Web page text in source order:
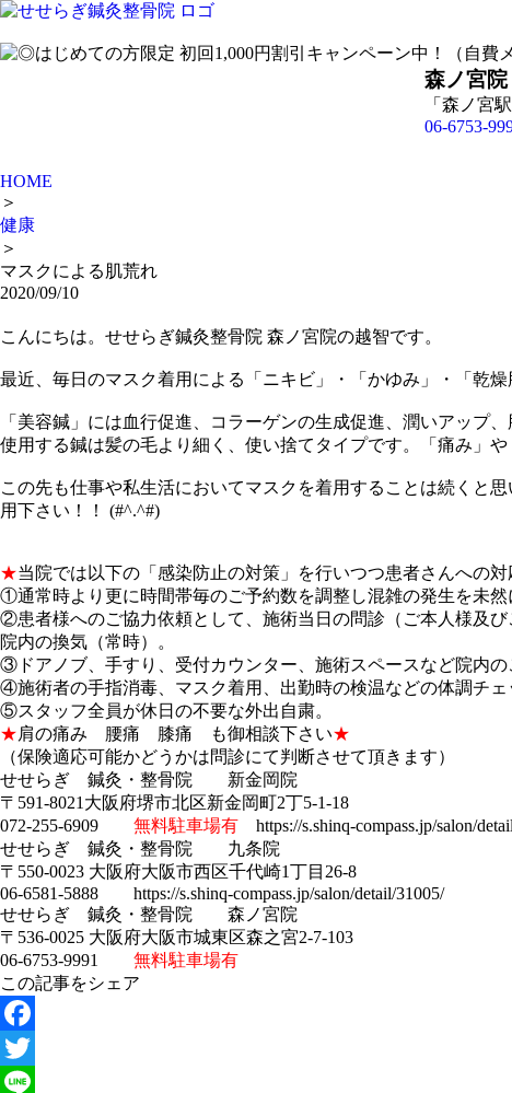
森ノ宮院
「森ノ宮
06-6753-
HOME
＞
健康
＞
マスクによる肌荒れ
2020/09/10
こんにちは。せせらぎ鍼灸整骨院 森ノ宮院の越智です。
最近、毎日のマスク着用による「ニキビ」・「かゆみ」・「乾
「美容鍼」には血行促進、コラーゲンの生成促進、潤いアップ
使用する鍼は髪の毛より細く、使い捨てタイプです。「痛み」
この先も仕事や私生活においてマスクを着用することは続くと
用下さい！！ (#^.^#)
★当院では以下の「感染防止の対策」を行いつつ患者さんへの
①通常時より更に時間帯毎のご予約数を調整し混雑の発生を未然
②患者様へのご協力依頼として、施術当日の問診（ご本人様及び
院内の換気（常時）。
③ドアノブ、手すり、受付カウンター、施術スペースなど院内の
④施術者の手指消毒、マスク着用、出勤時の検温などの体調チェ
⑤スタッフ全員が休日の不要な外出自粛。
★肩の痛み 腰痛 膝痛 も御相談下さい★
（保険適応可能かどうかは問診にて判断させて頂きます）
せせらぎ 鍼灸・整骨院 新金岡院
〒591-8021大阪府堺市北区新金岡町2丁5-1-18
072-255-6909 無料駐車場有 https://s.shinq-compass.jp/salon/
せせらぎ 鍼灸・整骨院 九条院
〒550-0023 大阪府大阪市西区千代崎1丁目26-8
06-6581-5888 https://s.shinq-compass.jp/salon/detail/31005/
せせらぎ 鍼灸・整骨院 森ノ宮院
〒536-0025 大阪府大阪市城東区森之宮2-7-103
06-6753-9991 無料駐車場有
この記事をシェア
Facebook
Twitter